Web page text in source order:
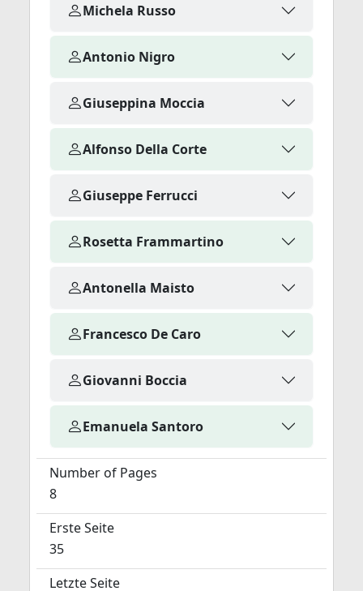
Michela Russo
Antonio Nigro
Giuseppina Moccia
Alfonso Della Corte
Giuseppe Ferrucci
Rosetta Frammartino
Antonella Maisto
Francesco De Caro
Giovanni Boccia
Emanuela Santoro
Number of Pages
8
Erste Seite
35
Letzte Seite